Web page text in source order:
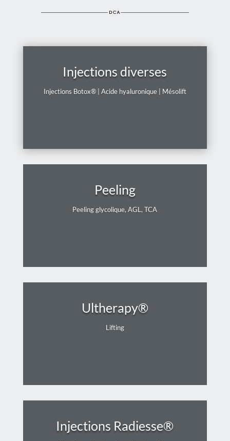
Injections diverses
Injections Botox® | Acide hyaluronique | Mésolift
Peeling
Peeling glycolique, AGL, TCA
Ultherapy®
Lifting
Injections Radiesse®